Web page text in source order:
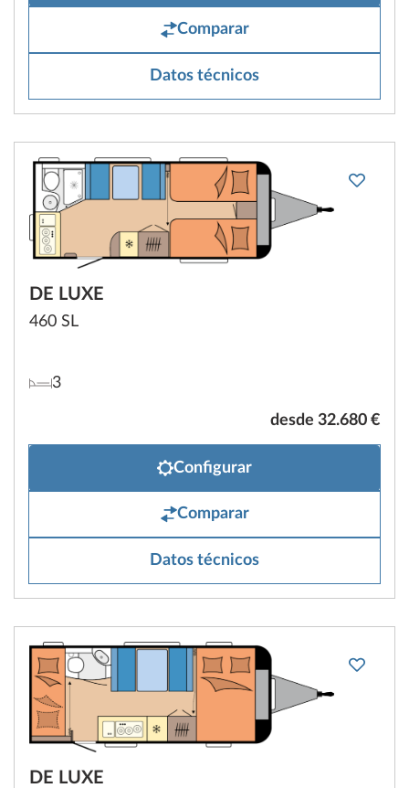
Comparar
Datos técnicos
DE LUXE
460 SL
3
desde 32.680 €
Configurar
Comparar
Datos técnicos
DE LUXE